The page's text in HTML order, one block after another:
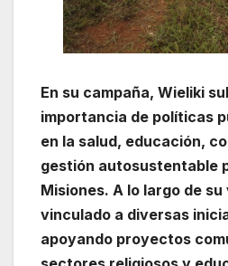
En su campaña, Wieliki
importancia de políticas
en la salud, educación,
gestión autosustentable
Misiones. A lo largo de
vinculado a diversas
apoyando proyectos